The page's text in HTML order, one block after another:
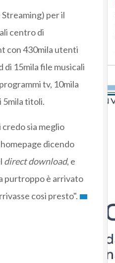
per il
centro di
con 430mila utenti
di 15mila file musicali
tv, 10mila
5mila titoli.
sia meglio
dicendo
direct download, e
purtroppo è arrivato
cosi presto".